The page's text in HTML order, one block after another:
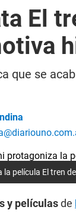
El
que se
película El tren
y películasde